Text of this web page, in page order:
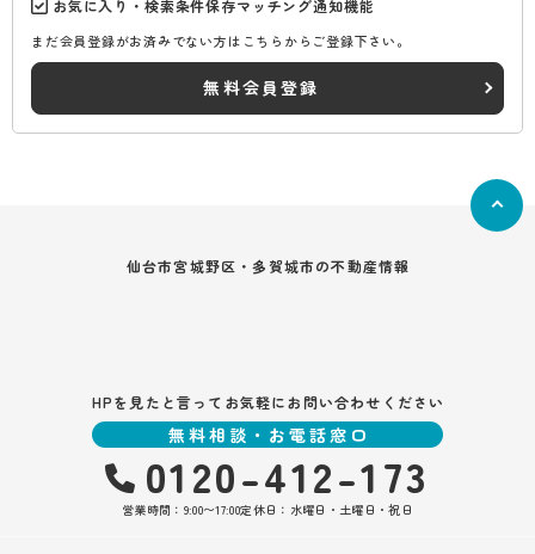
お気に入り・検索条件保存マッチング通知機能
まだ会員登録がお済みでない方はこちらからご登録下さい。
無料会員登録
仙台市宮城野区・多賀城市の不動産情報
HPを見たと言ってお気軽にお問い合わせください
無料相談・お電話窓口
0120-412-173
営業時間：9:00〜17:00定休日：水曜日・土曜日・祝日